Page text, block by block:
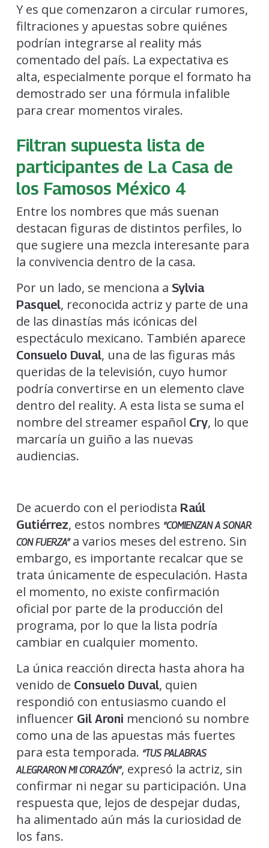
Y es que comenzaron a circular rumores,
filtraciones y apuestas sobre quiénes
podrían integrarse al reality más
comentado del país. La expectativa es
alta, especialmente porque el formato ha
demostrado ser una fórmula infalible
para crear momentos virales.
Filtran supuesta lista de
participantes de La Casa de
los Famosos México 4
Entre los nombres que más suenan
destacan figuras de distintos perfiles, lo
que sugiere una mezcla interesante para
la convivencia dentro de la casa.
Por un lado, se menciona a Sylvia
Pasquel, reconocida actriz y parte de una
de las dinastías más icónicas del
espectáculo mexicano. También aparece
Consuelo Duval, una de las figuras más
queridas de la televisión, cuyo humor
podría convertirse en un elemento clave
dentro del reality. A esta lista se suma el
nombre del streamer español Cry, lo que
marcaría un guiño a las nuevas
audiencias.
De acuerdo con el periodista Raúl
Gutiérrez, estos nombres “COMIENZAN A SONAR
CON FUERZA”a varios meses del estreno. Sin
embargo, es importante recalcar que se
trata únicamente de especulación. Hasta
el momento, no existe confirmación
oficial por parte de la producción del
programa, por lo que la lista podría
cambiar en cualquier momento.
La única reacción directa hasta ahora ha
venido de Consuelo Duval, quien
respondió con entusiasmo cuando el
influencer Gil Aroni mencionó su nombre
como una de las apuestas más fuertes
para esta temporada. “TUS PALABRAS
ALEGRARON MI CORAZÓN”, expresó la actriz, sin
confirmar ni negar su participación. Una
respuesta que, lejos de despejar dudas,
ha alimentado aún más la curiosidad de
los fans.